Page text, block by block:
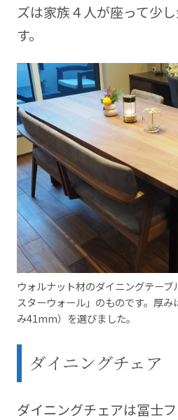
ズは家族４人が座って少
す。
ウォルナット材のダイニングテー
スターウォール」のものです。厚
み41mm）を選びました。
ダイニングチェア
ダイニングチェアは冨士